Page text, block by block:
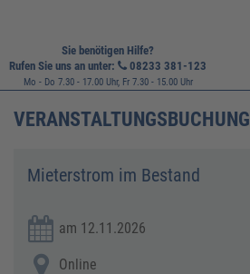
Sie benötigen Hilfe?
Rufen Sie uns an unter:
08233 381-123
Mo - Do 7.30 - 17.00 Uhr, Fr 7.30 - 15.00 Uhr
VERANSTALTUNGSBUCHUNG
Mieterstrom im Bestand
am 12.11.2026
Online